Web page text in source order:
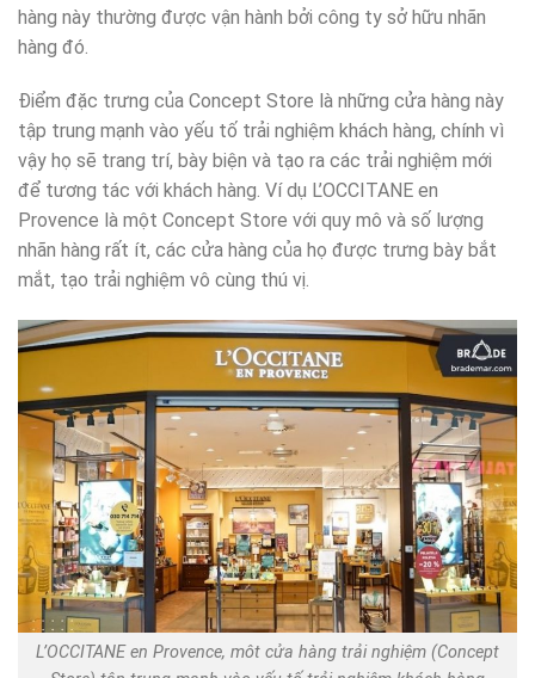
hàng này thường được vận hành bởi công ty sở hữu nhãn
hàng đó.
Điểm đặc trưng của Concept Store là những cửa hàng này
tập trung mạnh vào yếu tố trải nghiệm khách hàng, chính vì
vậy họ sẽ trang trí, bày biện và tạo ra các trải nghiệm mới
để tương tác với khách hàng. Ví dụ L’OCCITANE en
Provence là một Concept Store với quy mô và số lượng
nhãn hàng rất ít, các cửa hàng của họ được trưng bày bắt
mắt, tạo trải nghiệm vô cùng thú vị.
L’OCCITANE en Provence, môt cửa hàng trải nghiệm (Concept